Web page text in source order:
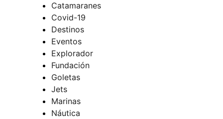
Catamaranes
Covid-19
Destinos
Eventos
Explorador
Fundación
Goletas
Jets
Marinas
Náutica